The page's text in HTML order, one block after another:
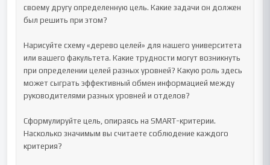
своему другу определенную цель. Какие задачи он должен
был решить при этом?
Нарисуйте схему «дерево целей» для нашего университета
или вашего факультета. Какие трудности могут возникнуть
при определении целей разных уровней? Какую роль здесь
может сыграть эффективный обмен информацией между
руководителями разных уровней и отделов?
Сформулируйте цель, опираясь на SMART-критерии.
Насколько значимым вы считаете соблюдение каждого
критерия?